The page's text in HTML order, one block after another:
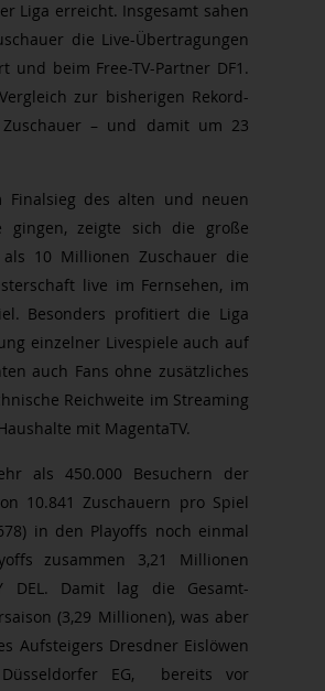
Liga erreicht. Insgesamt sahen
die Live-Übertragungen
und beim Free-TV-Partner DF1.
zur bisherigen Rekord-
– und damit um 23
Finalsieg des alten und neuen
gingen, zeigte sich die große
als 10 Millionen Zuschauer die
live im Fernsehen, im
Besonders profitiert die Liga
einzelner Livespiele auch auf
auch Fans ohne zusätzliches
Reichweite im Streaming
mit MagentaTV.
als 450.000 Besuchern der
10.841 Zuschauern pro Spiel
in den Playoffs noch einmal
zusammen 3,21 Millionen
Damit lag die Gesamt-
(3,29 Millionen), was aber
Aufsteigers Dresdner Eislöwen
EG, bereits vor